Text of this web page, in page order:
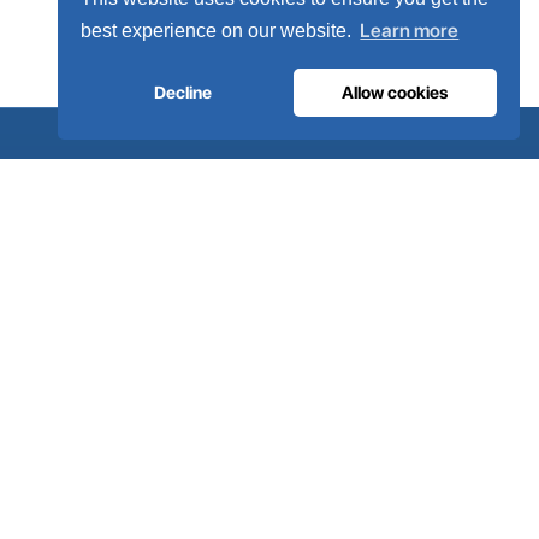
best experience on our website. Learn more
Decline Allow cookies